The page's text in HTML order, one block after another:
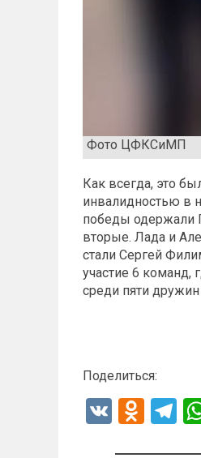
Фото ЦФКСиМП
Как всегда, это
инвалидностью в
победы одержали
вторые. Лада и
стали Сергей
участие 6 команд,
среди пяти
Поделиться:
V
O
T